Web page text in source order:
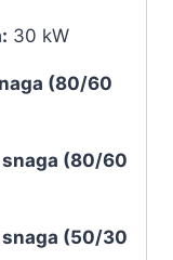
30 kW
(80/60
(80/60
(50/30